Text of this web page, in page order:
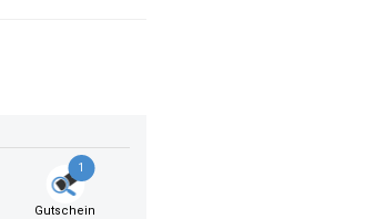
1
Gutschein